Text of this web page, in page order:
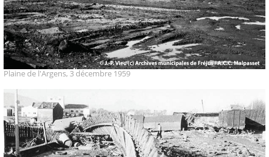
Plaine de l'Argens, 3 décembre 1959